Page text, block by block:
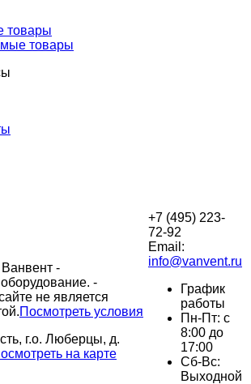
товары
товары
-
-
не является
Посмотреть условия
г.о. Люберцы, д.
на карте
+7 (495) 223-
72-92
Email:
info@vanvent.ru
График
работы
Пн-Пт: с
8:00 до
17:00
Сб-Вс:
Выходной